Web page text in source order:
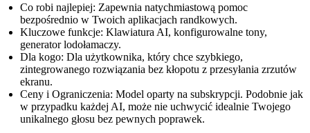
Co robi najlepiej: Zapewnia natychmiastową pomoc
bezpośrednio w Twoich aplikacjach randkowych.
Kluczowe funkcje: Klawiatura AI, konfigurowalne tony,
generator lodołamaczy.
Dla kogo: Dla użytkownika, który chce szybkiego,
zintegrowanego rozwiązania bez kłopotu z przesyłania zrzutów
ekranu.
Ceny i Ograniczenia: Model oparty na subskrypcji. Podobnie jak
w przypadku każdej AI, może nie uchwycić idealnie Twojego
unikalnego głosu bez pewnych poprawek.